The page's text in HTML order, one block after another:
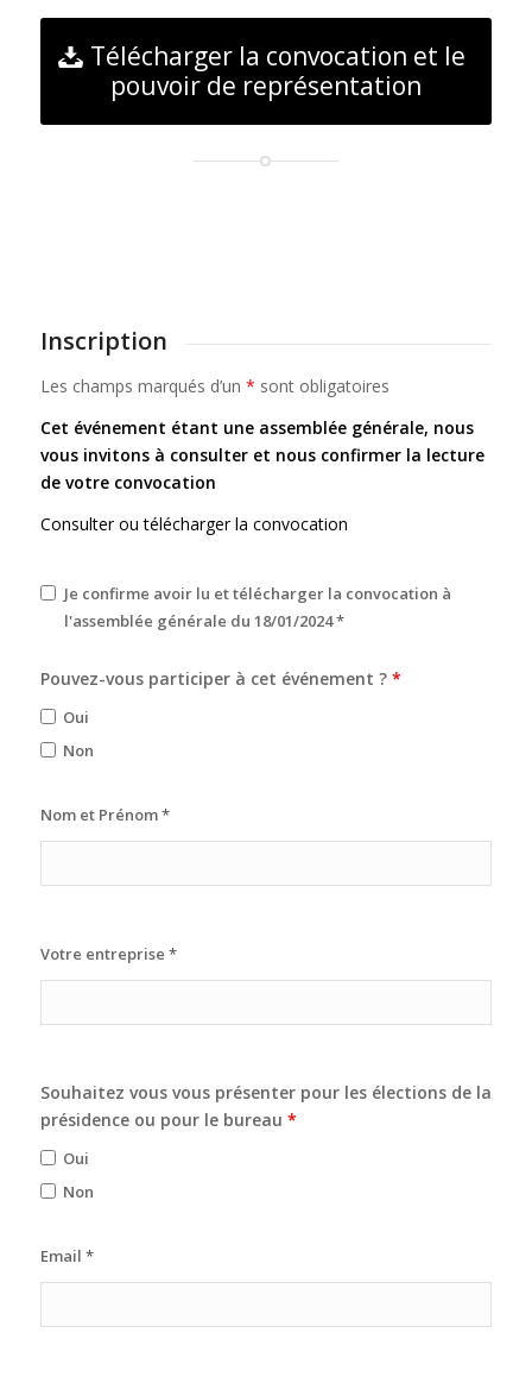
Télécharger la convocation et le
pouvoir de représentation
Inscription
Les champs marqués d’un * sont obligatoires
Cet événement étant une assemblée générale, nous
vous invitons à consulter et nous confirmer la lecture
de votre convocation
Consulter ou télécharger la convocation
Je confirme avoir lu et télécharger la convocation à
l'assemblée générale du 18/01/2024*
Pouvez-vous participer à cet événement ? *
Oui
Non
Nom et Prénom*
Votre entreprise *
Souhaitez vous vous présenter pour les élections de la
présidence ou pour le bureau *
Oui
Non
Email *